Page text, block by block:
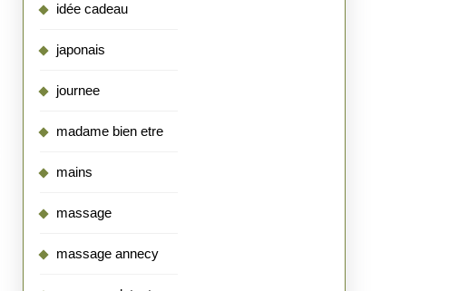
idée cadeau
japonais
journee
madame bien etre
mains
massage
massage annecy